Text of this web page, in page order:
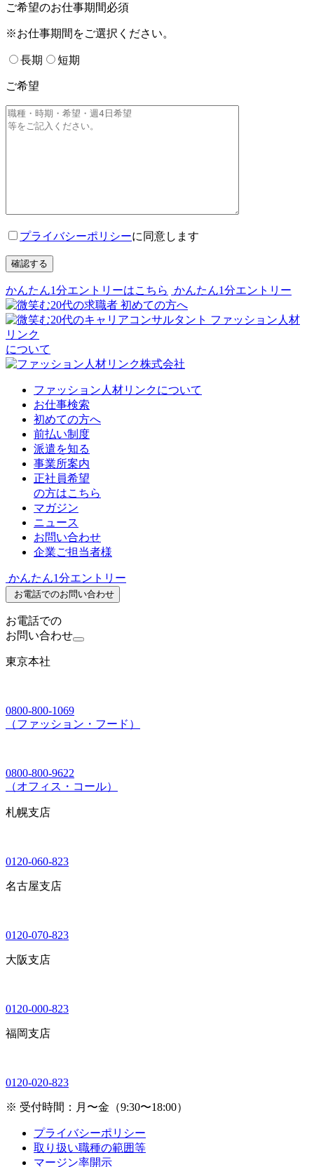
ご希望のお仕事期間必須
※お仕事期間をご選択ください。
長期 短期
ご希望
プライバシーポリシーに同意します
確認する
かんたん1分エントリーはこちら かんたん1分エントリー
初めての方へ
ファッション人材
リンク
について
ファッション人材リンクについて
お仕事検索
初めての方へ
前払い制度
派遣を知る
事業所案内
正社員希望
の方はこちら
マガジン
ニュース
お問い合わせ
企業ご担当者様
かんたん1分エントリー
お電話でのお問い合わせ
お電話での
お問い合わせ
東京本社
0800-800-1069
（ファッション・フード）
0800-800-9622
（オフィス・コール）
札幌支店
0120-060-823
名古屋支店
0120-070-823
大阪支店
0120-000-823
福岡支店
0120-020-823
※ 受付時間：月〜金（9:30〜18:00）
プライバシーポリシー
取り扱い職種の範囲等
マージン率開示